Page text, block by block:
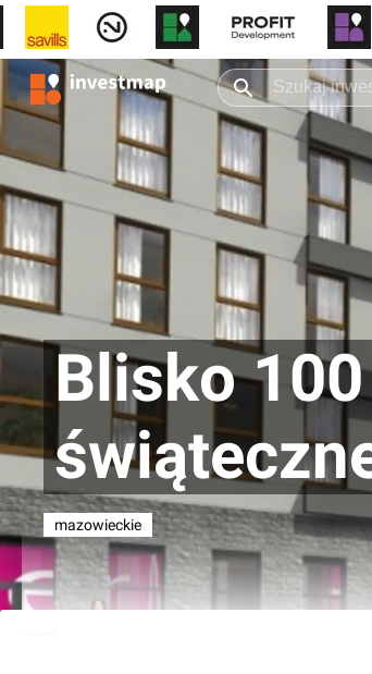
Blisko
mazowieckie